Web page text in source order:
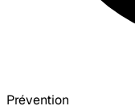
Prévention